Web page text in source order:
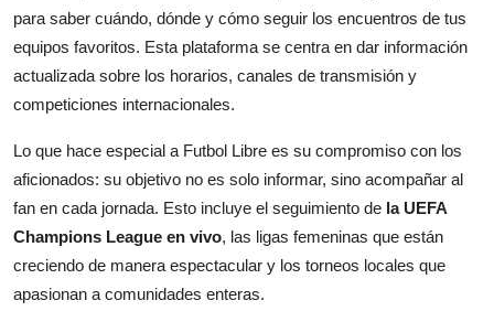
How To
Support Number
para saber cuándo, dónde y cómo seguir los encuentros de tus
equipos favoritos. Esta plataforma se centra en dar información
actualizada sobre los horarios, canales de transmisión y
competiciones internacionales.
Lo que hace especial a Futbol Libre es su compromiso con los
aficionados: su objetivo no es solo informar, sino acompañar al
fan en cada jornada. Esto incluye el seguimiento de la UEFA
Champions League en vivo, las ligas femeninas que están
creciendo de manera espectacular y los torneos locales que
apasionan a comunidades enteras.